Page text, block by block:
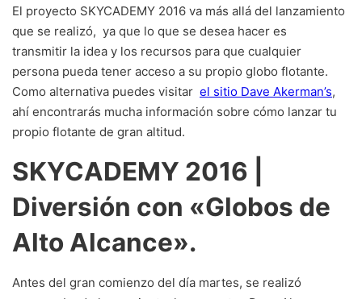
El proyecto SKYCADEMY 2016 va más allá del lanzamiento
que se realizó, ya que lo que se desea hacer es
transmitir la idea y los recursos para que cualquier
persona pueda tener acceso a su propio globo flotante.
Como alternativa puedes visitar el sitio Dave Akerman’s,
ahí encontrarás mucha información sobre cómo lanzar tu
propio flotante de gran altitud.
SKYCADEMY 2016 |
Diversión con «Globos de
Alto Alcance».
Antes del gran comienzo del día martes, se realizó